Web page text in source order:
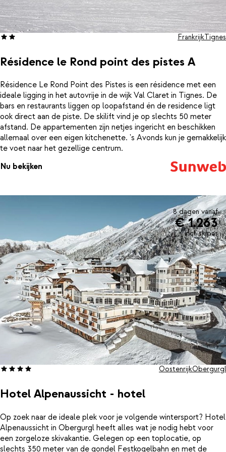
Résidence le Rond point des pistes A
FrankrijkTignes
Résidence Le Rond Point des Pistes is een résidence met een
ideale ligging in het autovrije in de wijk Val Claret in Tignes. De
bars en restaurants liggen op loopafstand én de residence ligt
ook direct aan de piste. De skilift vind je op slechts 50 meter
afstand. De appartementen zijn netjes ingericht en beschikken
allemaal over een eigen kitchenette. 's Avonds kun je gemakkelijk
te voet naar het gezellige centrum.
Nu bekijken
8 dagen vanaf
€ 1.263
incl. skipas
Hotel Alpenaussicht - hotel
OostenrijkObergurgl
Op zoek naar de ideale plek voor je volgende wintersport? Hotel
Alpenaussicht in Obergurgl heeft alles wat je nodig hebt voor
een zorgeloze skivakantie. Gelegen op een toplocatie, op
slechts 350 meter van de gondel Festkogelbahn en met de